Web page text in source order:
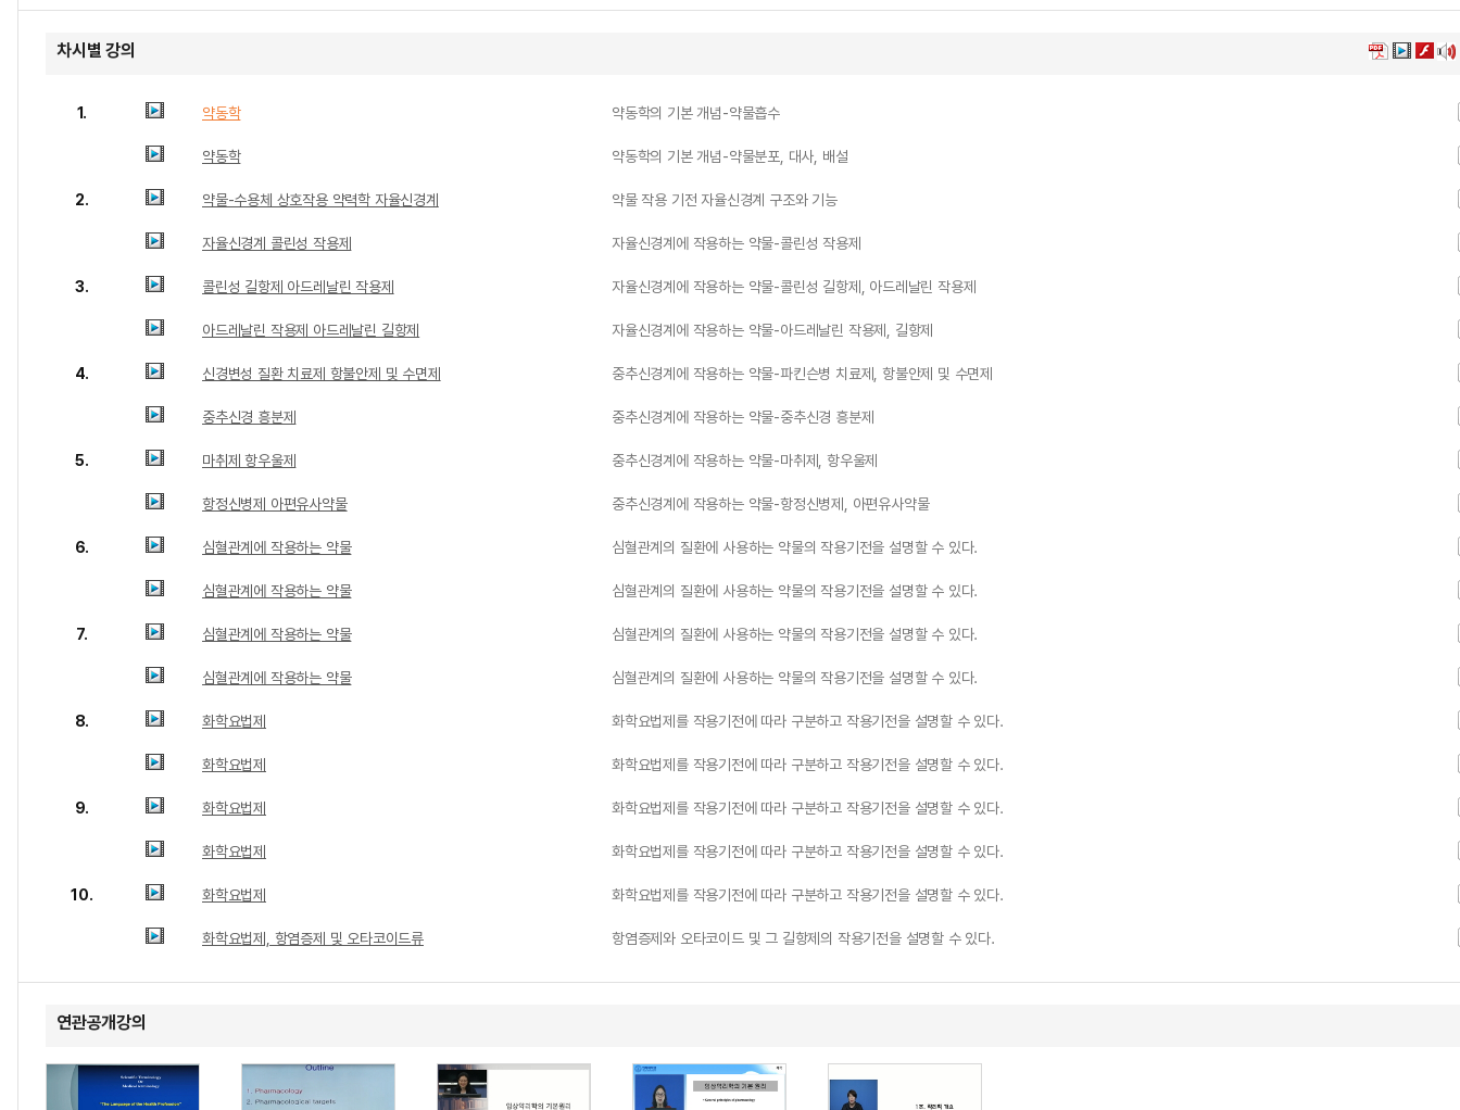
차시별 강의
1. 약동학 약동학의 기본 개념-약물흡수
약동학 약동학의 기본 개념-약물분포, 대사, 배설
2. 약물-수용체 상호작용 약력학 자율신경계 약물 작용 기전 자율신경계 구조와 기능
자율신경계 콜린성 작용제 자율신경계에 작용하는 약물-콜린성 작용제
3. 콜린성 길항제 아드레날린 작용제 자율신경계에 작용하는 약물-콜린성 길항제, 아드레날린 작용제
아드레날린 작용제 아드레날린 길항제 자율신경계에 작용하는 약물-아드레날린 작용제, 길항제
4. 신경변성 질환 치료제 항불안제 및 수면제 중추신경계에 작용하는 약물-파킨슨병 치료제, 항불안제 및 수면제
중추신경 흥분제 중추신경계에 작용하는 약물-중추신경 흥분제
5. 마취제 항우울제 중추신경계에 작용하는 약물-마취제, 항우울제
항정신병제 아편유사약물 중추신경계에 작용하는 약물-항정신병제, 아편유사약물
6. 심혈관계에 작용하는 약물 심혈관계의 질환에 사용하는 약물의 작용기전을 설명할 수 있다.
심혈관계에 작용하는 약물 심혈관계의 질환에 사용하는 약물의 작용기전을 설명할 수 있다.
7. 심혈관계에 작용하는 약물 심혈관계의 질환에 사용하는 약물의 작용기전을 설명할 수 있다.
심혈관계에 작용하는 약물 심혈관계의 질환에 사용하는 약물의 작용기전을 설명할 수 있다.
8. 화학요법제 화학요법제를 작용기전에 따라 구분하고 작용기전을 설명할 수 있다.
화학요법제 화학요법제를 작용기전에 따라 구분하고 작용기전을 설명할 수 있다.
9. 화학요법제 화학요법제를 작용기전에 따라 구분하고 작용기전을 설명할 수 있다.
화학요법제 화학요법제를 작용기전에 따라 구분하고 작용기전을 설명할 수 있다.
10. 화학요법제 화학요법제를 작용기전에 따라 구분하고 작용기전을 설명할 수 있다.
화학요법제, 항염증제 및 오타코이드류 항염증제와 오타코이드 및 그 길항제의 작용기전을 설명할 수 있다.
연관공개강의